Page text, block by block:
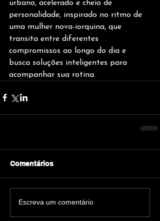
urbano, acelerado e cheio de
personalidade, inspirado no ritmo de
uma mulher nova-iorquina, que
transita entre diferentes
compromissos ao longo do dia e
busca soluções inteligentes para
acompanhar sua rotina.
Comentários
Escreva um comentário